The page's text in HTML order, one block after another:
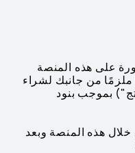
على هذه المنصة
من جانبك لشراء
بموجب بنود
خلال هذه المنصة وبعد